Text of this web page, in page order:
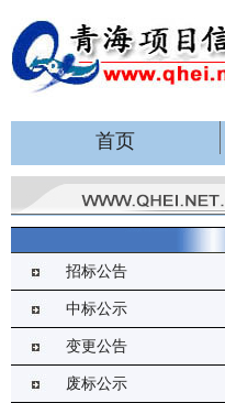
首页
招标公告
中标公示
变更公告
废标公示